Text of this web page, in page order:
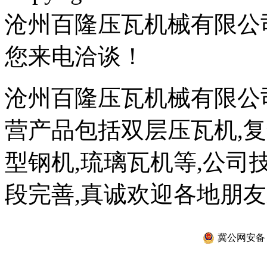
沧州百隆压瓦机械有限
您来电洽谈！
沧州百隆压瓦机械有限
营产品包括双层压瓦机,
型钢机,琉璃瓦机等,公司
段完善,真诚欢迎各地朋
冀公网安备